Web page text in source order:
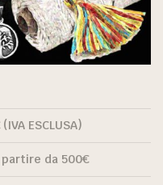
ESCLUSA)
da 500€